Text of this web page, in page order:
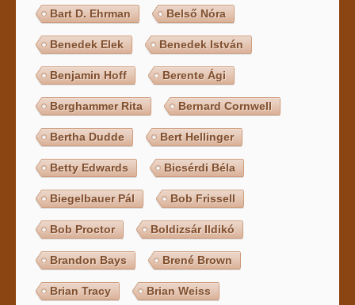
Bart D. Ehrman Belső Nóra
Benedek Elek Benedek István
Benjamin Hoff Berente Ági
Berghammer Rita Bernard Cornwell
Bertha Dudde Bert Hellinger
Betty Edwards Bicsérdi Béla
Biegelbauer Pál Bob Frissell
Bob Proctor Boldizsár Ildikó
Brandon Bays Brené Brown
Brian Tracy Brian Weiss